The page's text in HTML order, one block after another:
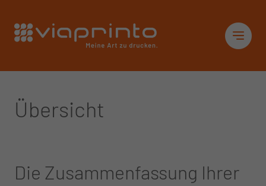
Übersicht
Die Zusammenfassung Ihrer